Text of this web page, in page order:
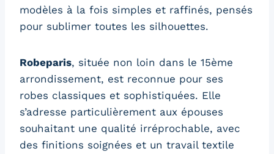
modèles à la fois simples et raffinés, pensés
pour sublimer toutes les silhouettes.
Robeparis, située non loin dans le 15ème
arrondissement, est reconnue pour ses
robes classiques et sophistiquées. Elle
s’adresse particulièrement aux épouses
souhaitant une qualité irréprochable, avec
des finitions soignées et un travail textile